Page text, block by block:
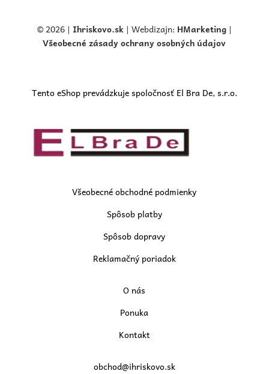
© 2026 | Ihriskovo.sk| Webdizajn: HMarketing |
Všeobecné zásady ochrany osobných údajov
Tento eShop prevádzkuje spoločnosť El Bra De, s.r.o.
Všeobecné obchodné podmienky
Spôsob platby
Spôsob dopravy
Reklamačný poriadok
O nás
Ponuka
Kontakt
obchod@ihriskovo.sk